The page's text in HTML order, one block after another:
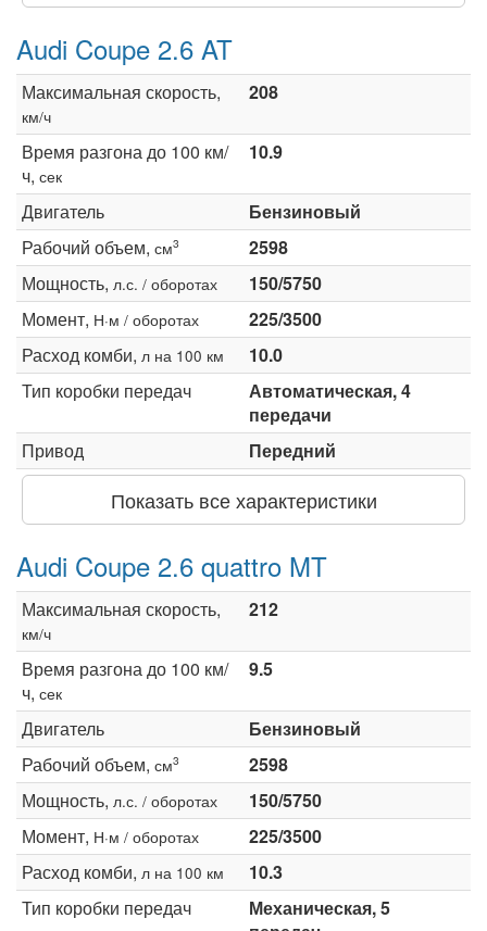
Audi Coupe 2.6 AT
Максимальная скорость,
км/ч
208
Время разгона до 100 км/
ч, сек
10.9
Двигатель
Бензиновый
Рабочий объем, см3
2598
Мощность, л.с. / оборотах
150/5750
Момент, Н·м / оборотах
225/3500
Расход комби, л на 100 км
10.0
Тип коробки передач
Автоматическая, 4
передачи
Привод
Передний
Показать все характеристики
Audi Coupe 2.6 quattro MT
Максимальная скорость,
км/ч
212
Время разгона до 100 км/
ч, сек
9.5
Двигатель
Бензиновый
Рабочий объем, см3
2598
Мощность, л.с. / оборотах
150/5750
Момент, Н·м / оборотах
225/3500
Расход комби, л на 100 км
10.3
Тип коробки передач
Механическая, 5